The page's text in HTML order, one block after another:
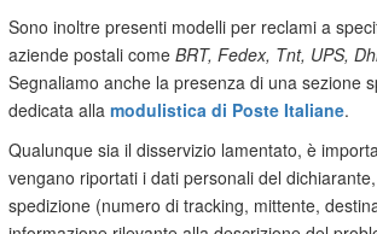
Sono inoltre presenti modelli per reclami a
aziende postali comeBRT, Fedex, Tnt, UPS,
Segnaliamo anche la presenza di una sezione
dedicata allamodulistica di Poste Italiane.
Qualunque sia il disservizio lamentato, è
vengano riportati i dati personali del
spedizione (numero di tracking, mittente,